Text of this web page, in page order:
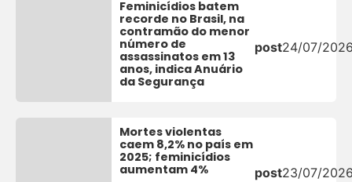
Feminicídios batem
recorde no Brasil, na
contramão do menor
número de
assassinatos em 13
anos, indica Anuário
da Segurança
post24/07/
Mortes violentas
caem 8,2% no país em
2025; feminicídios
aumentam 4%
post23/07/